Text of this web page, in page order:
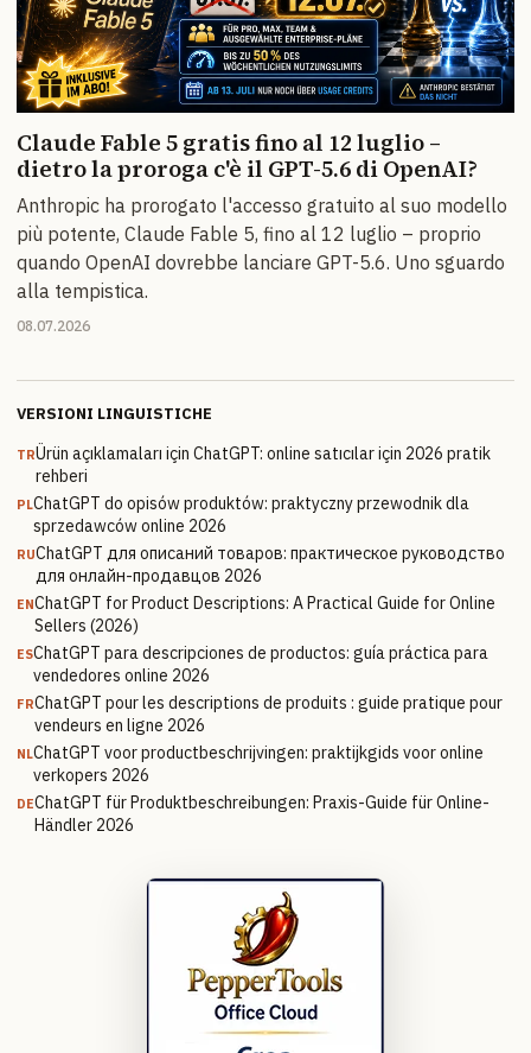
Claude Fable 5 gratis fino al 12 luglio –
dietro la proroga c'è il GPT-5.6 di OpenAI?
Anthropic ha prorogato l'accesso gratuito al suo modello
più potente, Claude Fable 5, fino al 12 luglio – proprio
quando OpenAI dovrebbe lanciare GPT-5.6. Uno sguardo
alla tempistica.
08.07.2026
VERSIONI LINGUISTICHE
TRÜrün açıklamaları için ChatGPT: online satıcılar için 2026 pratik
rehberi
PLChatGPT do opisów produktów: praktyczny przewodnik dla
sprzedawców online 2026
RUChatGPT для описаний товаров: практическое руководство
для онлайн-продавцов 2026
ENChatGPT for Product Descriptions: A Practical Guide for Online
Sellers (2026)
ESChatGPT para descripciones de productos: guía práctica para
vendedores online 2026
FRChatGPT pour les descriptions de produits : guide pratique pour
vendeurs en ligne 2026
NLChatGPT voor productbeschrijvingen: praktijkgids voor online
verkopers 2026
DEChatGPT für Produktbeschreibungen: Praxis-Guide für Online-
Händler 2026